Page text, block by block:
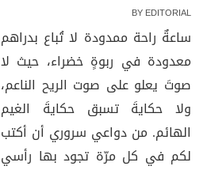
BY EDITORIAL
ساعةٌ راحة ممدودة لا تُباع بدراهم
معدودة في ربوةٍ خضراء، حيث لا
صوتَ يعلو على صوت الريح الناعم،
ولا حكايةَ تسبق حكايةَ الغيم
الهائم. من دواعي سروري أن أكتب
لكم في كل مرّة تجود بها رأسي